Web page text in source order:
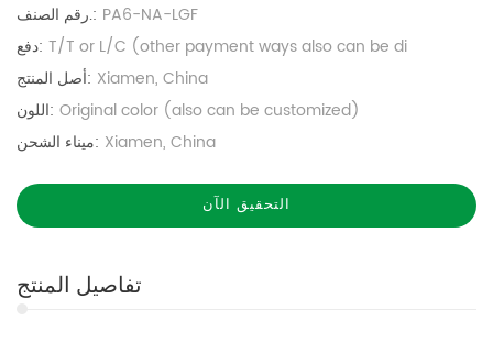
رقم الصنف.: PA6-NA-LGF
دفع: T/T or L/C (other payment ways also can be di
أصل المنتج: Xiamen, China
اللون: Original color (also can be customized)
ميناء الشحن: Xiamen, China
التحقيق الآن
تفاصيل المنتج